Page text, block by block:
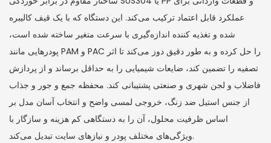
عملکرد قابل اعتماد ترکیب می‌کند. این دستگاه که با یک قیف کالیبره
شده و تغذیه کننده اندازه‌گیری با سرعت متغیر ساخته شده است،
پودرهایی مانند PAM و PAC را حل کرده و به طور دقیق دوز می‌کند تا اثر
تصفیه را تضمین کند، ضایعات شیمیایی را به حداقل برساند و از پردازش
فاضلاب و لجن شهری و صنعتی پشتیبانی کند. محفظه جمع و جور و جذاب
از جنس استیل ضد زنگ، خروجی لمسی واضح و انتخاب آسان مدل بر
اساس ظرفیت محلول، آن را به دستگاهی کم هزینه و سازگار با
ویژگی‌های مختلف پودر و نیازهای سایت تبدیل می‌کند.